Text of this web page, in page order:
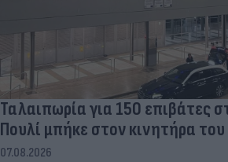
Ταλαιπωρία για 150 επιβάτες
Πουλί μπήκε στον κινητήρα
07.08.2026